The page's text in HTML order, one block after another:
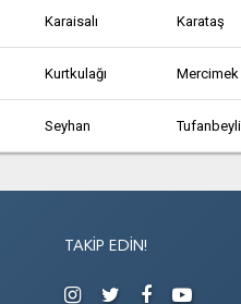
Karaisalı Karataş
Kurtkulağı Mercimek
Seyhan Tufanbeyli
Kozan
TAKIP EDIN!